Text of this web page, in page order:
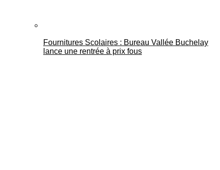
Fournitures Scolaires : Bureau Vallée Buchelay
lance une rentrée à prix fous